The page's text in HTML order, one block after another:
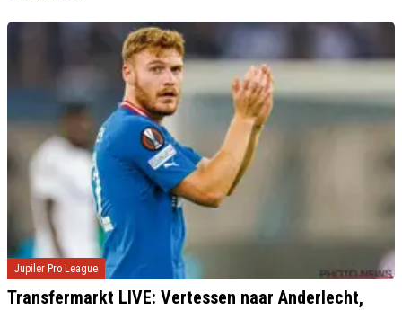
Jupiler Pro League
Transfermarkt LIVE: Vertessen naar Anderlecht,